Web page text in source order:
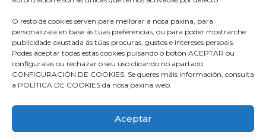
O resto de cookies serven para mellorar a nosa páxina, para
personalizala en base ás túas preferencias, ou para poder mostrarche
publicidade axustada ás túas procuras, gustos e intereses persoais.
Podes aceptar todas estas cookies pulsando o botón ACEPTAR ou
configuralas ou rechazar o seu uso clicando no apartado
CONFIGURACIÓN DE COOKIES. Se queres máis información, consulta
a POLÍTICA DE COOKIES da nosa páxina web.
Aceptar
Telf: 986570165
info@aestrada.gal
square